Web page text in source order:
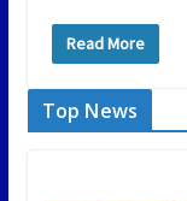
Read More
Top News